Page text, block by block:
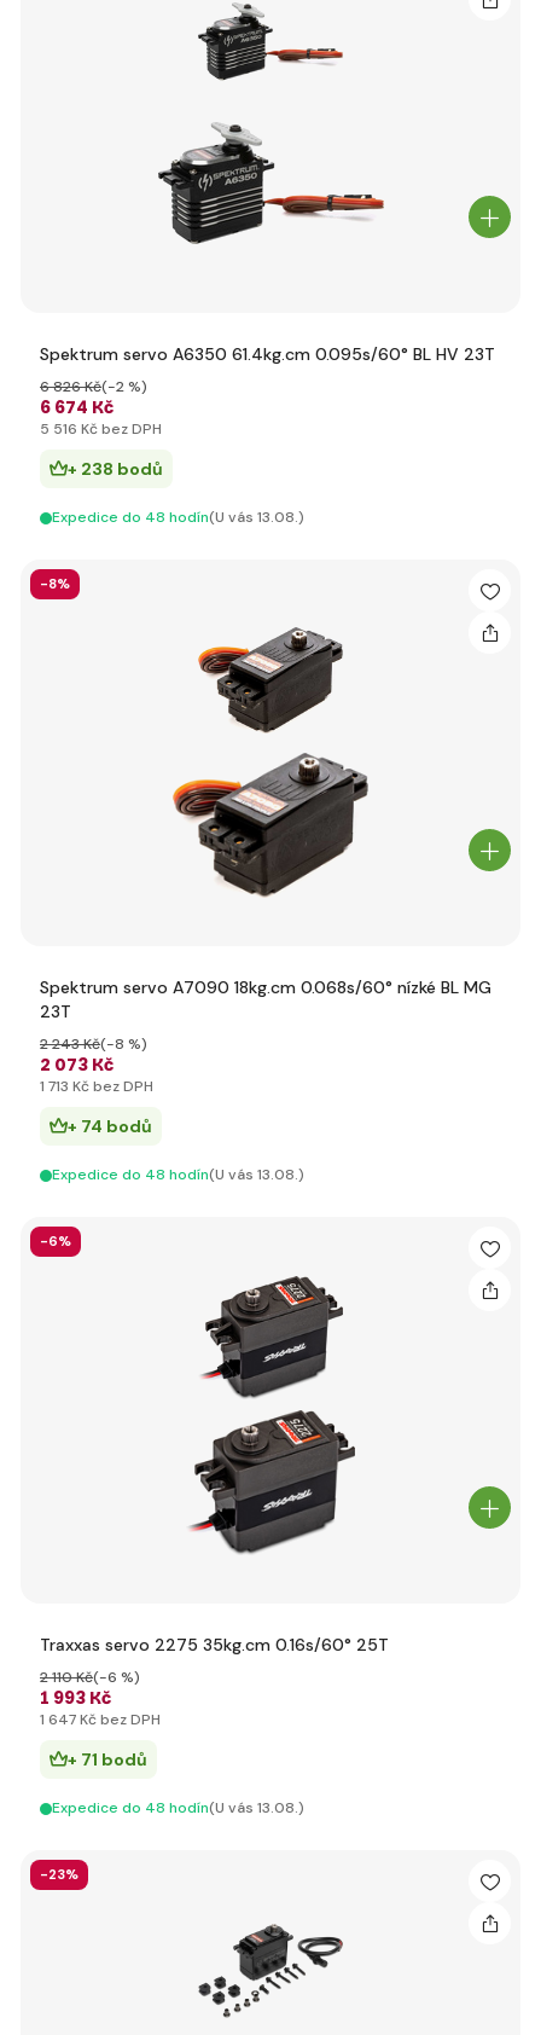
Spektrum servo A6350 61.4kg.cm 0.095s/60° BL HV 23T
6 674 Kč
6 826 Kč(-2 %)
5 516 Kč bez DPH
+ 238 bodů
Expedice do 48 hodín(U vás 13.08.)
-8%
Spektrum servo A7090 18kg.cm 0.068s/60° nízké BL MG
23T
2 073 Kč
2 243 Kč(-8 %)
1 713 Kč bez DPH
+ 74 bodů
Expedice do 48 hodín(U vás 13.08.)
-6%
Traxxas servo 2275 35kg.cm 0.16s/60° 25T
1 993 Kč
2 110 Kč(-6 %)
1 647 Kč bez DPH
+ 71 bodů
Expedice do 48 hodín(U vás 13.08.)
-23%